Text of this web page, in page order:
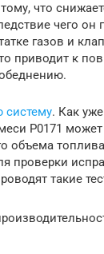
что
чего он
газов и
приводит к
систему. Как
P0171 может
объема
проверки
такие